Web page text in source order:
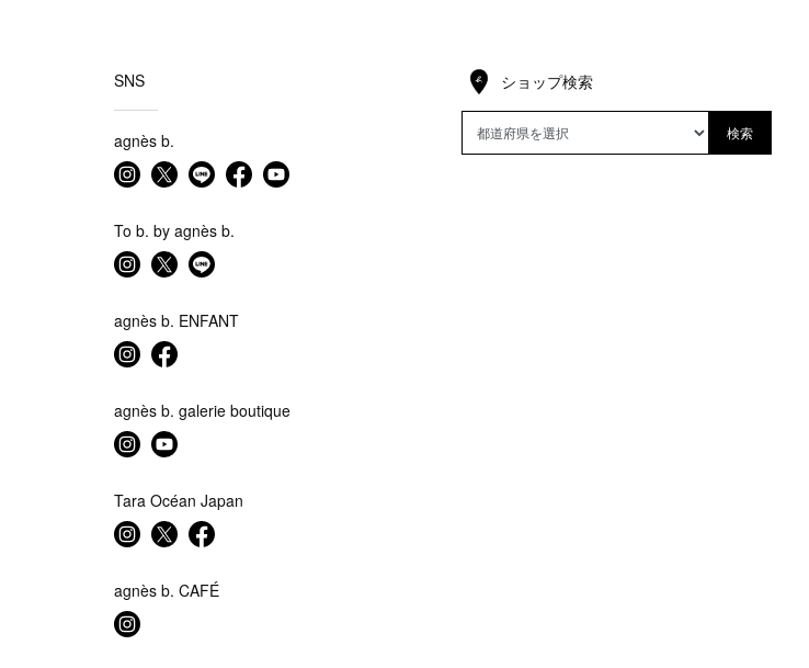
SNS
agnès b.
To b. by agnès b.
agnès b. ENFANT
agnès b. galerie boutique
Tara Océan Japan
agnès b. CAFÉ
ショップ検索
検索